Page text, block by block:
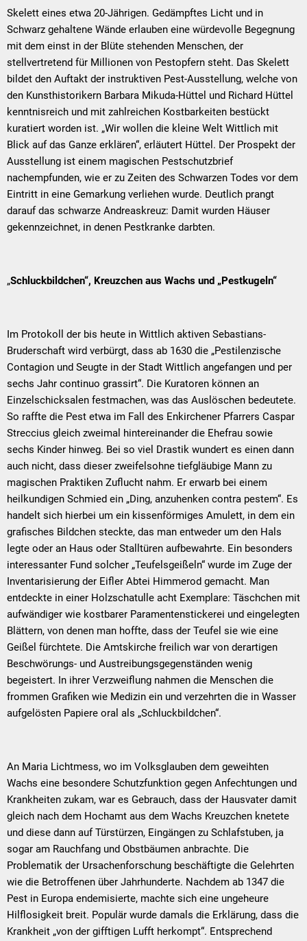
Skelett eines etwa 20-Jährigen. Gedämpftes Licht und in
Schwarz gehaltene Wände erlauben eine würdevolle Begegnung
mit dem einst in der Blüte stehenden Menschen, der
stellvertretend für Millionen von Pestopfern steht. Das Skelett
bildet den Auftakt der instruktiven Pest-Ausstellung, welche von
den Kunsthistorikern Barbara Mikuda-Hüttel und Richard Hüttel
kenntnisreich und mit zahlreichen Kostbarkeiten bestückt
kuratiert worden ist. „Wir wollen die kleine Welt Wittlich mit
Blick auf das Ganze erklären“, erläutert Hüttel. Der Prospekt der
Ausstellung ist einem magischen Pestschutzbrief
nachempfunden, wie er zu Zeiten des Schwarzen Todes vor dem
Eintritt in eine Gemarkung verliehen wurde. Deutlich prangt
darauf das schwarze Andreaskreuz: Damit wurden Häuser
gekennzeichnet, in denen Pestkranke darbten.
„Schluckbildchen“, Kreuzchen aus Wachs und „Pestkugeln“
Im Protokoll der bis heute in Wittlich aktiven Sebastians-
Bruderschaft wird verbürgt, dass ab 1630 die „Pestilenzische
Contagion und Seugte in der Stadt Wittlich angefangen und per
sechs Jahr continuo grassirt“. Die Kuratoren können an
Einzelschicksalen festmachen, was das Auslöschen bedeutete.
So raffte die Pest etwa im Fall des Enkirchener Pfarrers Caspar
Streccius gleich zweimal hintereinander die Ehefrau sowie
sechs Kinder hinweg. Bei so viel Drastik wundert es einen dann
auch nicht, dass dieser zweifelsohne tiefgläubige Mann zu
magischen Praktiken Zuflucht nahm. Er erwarb bei einem
heilkundigen Schmied ein „Ding, anzuhenken contra pestem“. Es
handelt sich hierbei um ein kissenförmiges Amulett, in dem ein
grafisches Bildchen steckte, das man entweder um den Hals
legte oder an Haus oder Stalltüren aufbewahrte. Ein besonders
interessanter Fund solcher „Teufelsgeißeln“ wurde im Zuge der
Inventarisierung der Eifler Abtei Himmerod gemacht. Man
entdeckte in einer Holzschatulle acht Exemplare: Täschchen mit
aufwändiger wie kostbarer Paramentenstickerei und eingelegten
Blättern, von denen man hoffte, dass der Teufel sie wie eine
Geißel fürchtete. Die Amtskirche freilich war von derartigen
Beschwörungs- und Austreibungsgegenständen wenig
begeistert. In ihrer Verzweiflung nahmen die Menschen die
frommen Grafiken wie Medizin ein und verzehrten die in Wasser
aufgelösten Papiere oral als „Schluckbildchen“.
An Maria Lichtmess, wo im Volksglauben dem geweihten
Wachs eine besondere Schutzfunktion gegen Anfechtungen und
Krankheiten zukam, war es Gebrauch, dass der Hausvater damit
gleich nach dem Hochamt aus dem Wachs Kreuzchen knetete
und diese dann auf Türstürzen, Eingängen zu Schlafstuben, ja
sogar am Rauchfang und Obstbäumen anbrachte. Die
Problematik der Ursachenforschung beschäftigte die Gelehrten
wie die Betroffenen über Jahrhunderte. Nachdem ab 1347 die
Pest in Europa endemisierte, machte sich eine ungeheure
Hilflosigkeit breit. Populär wurde damals die Erklärung, dass die
Krankheit „von der gifftigen Lufft herkompt“. Entsprechend